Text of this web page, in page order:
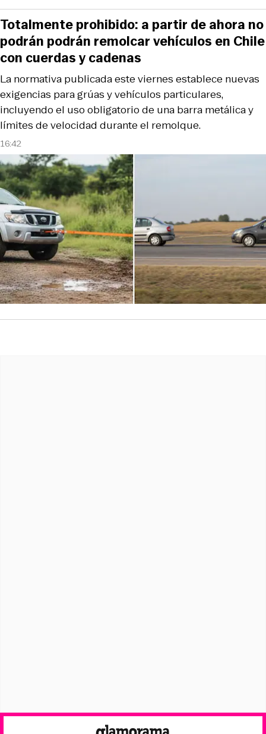
16:42
La normativa publicada este viernes establece nuevas
exigencias para grúas y vehículos particulares,
incluyendo el uso obligatorio de una barra metálica y
límites de velocidad durante el remolque.
Totalmente prohibido: a partir de ahora no
podrán podrán remolcar vehículos en Chile
con cuerdas y cadenas